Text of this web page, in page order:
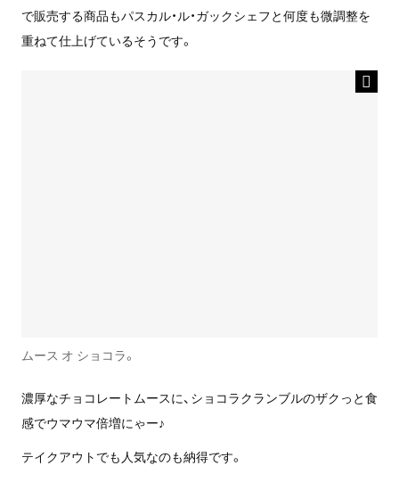
で販売する商品もパスカル・ル・ガックシェフと何度も微調整を
重ねて仕上げているそうです。
ムース オ ショコラ。
濃厚なチョコレートムースに、ショコラクランブルのザクっと食
感でウマウマ倍増にゃー♪
テイクアウトでも人気なのも納得です。